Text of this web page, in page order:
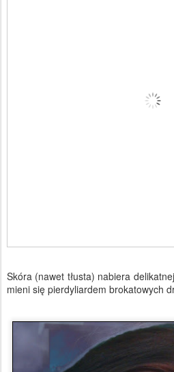
Skóra (nawet tłusta) nabiera
mieni się pierdyliardem brokatowych